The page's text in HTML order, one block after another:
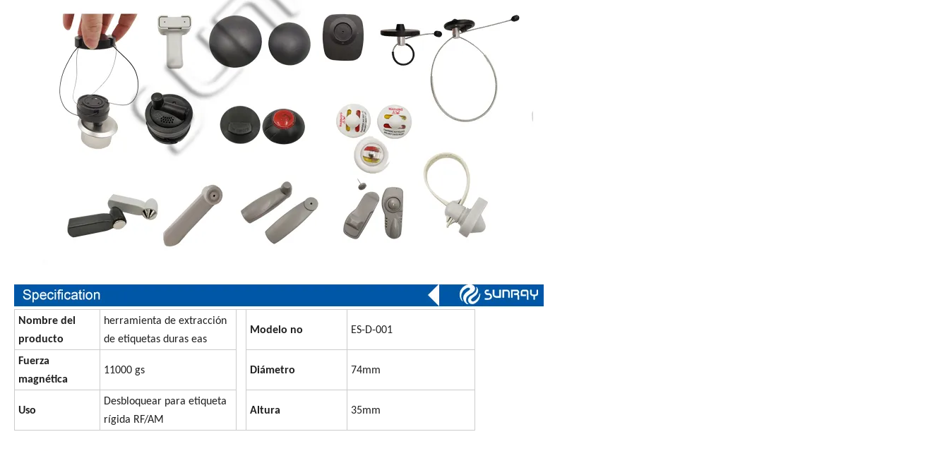
Nombre del
producto
herramienta de extracción
de etiquetas duras eas
Modelo no ES-D-001
Fuerza
magnética
11000 gs Diámetro 74mm
Uso
Desbloquear para etiqueta
rígida RF/AM
Altura 35mm